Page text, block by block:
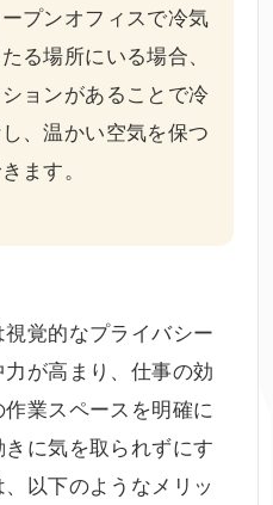
プンオフィスで冷気
る場所にいる場合、
ョンがあることで冷
、温かい空気を保つ
ます。
覚的なプライバシー
が高まり、仕事の効
業スペースを明確に
に気を取られずにす
以下のようなメリッ